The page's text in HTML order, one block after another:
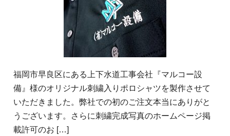
福岡市早良区にある上下水道工事会社『マルコー設
備』様のオリジナル刺繍入りポロシャツを製作させて
いただきました。弊社での初のご注文本当にありがと
うございます。さらに刺繍完成写真のホームページ掲
載許可のお […]